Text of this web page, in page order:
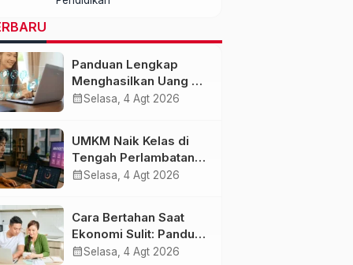
dengan Kualitas dan
Panduan Lengkap
Menghasilkan Uang di
Era AI dan Ekonomi
calendar_monthSelasa, 4 Agt 2026
UMKM Naik Kelas di
Tengah Perlambatan
Ekonomi: Strategi
calendar_monthSelasa, 4 Agt 2026
Cara Bertahan Saat
Ekonomi Sulit: Panduan
Mengelola Keuangan,
calendar_monthSelasa, 4 Agt 2026